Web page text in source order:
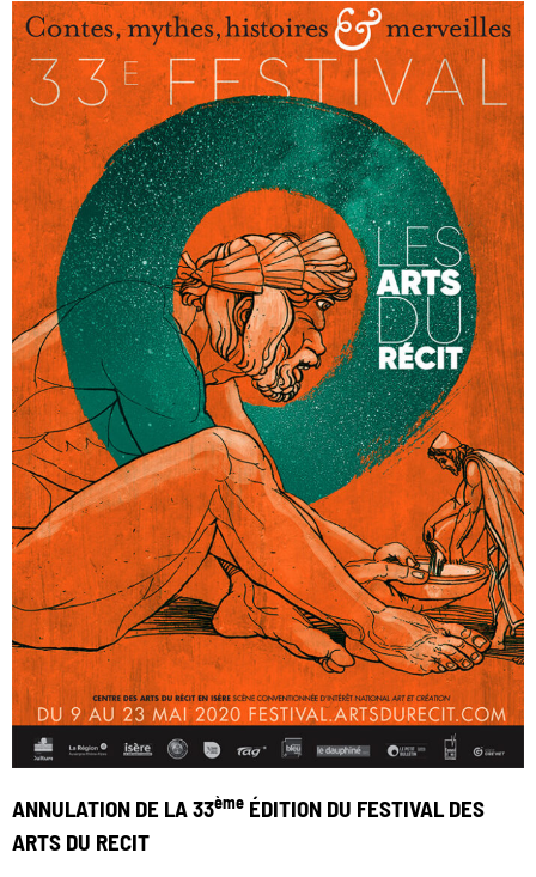
ANNULATION DE LA 33ème ÉDITION DU FESTIVAL DES
ARTS DU RECIT